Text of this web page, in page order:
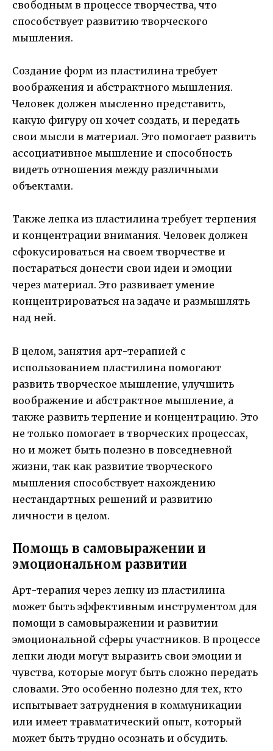
свободным в процессе творчества, что
способствует развитию творческого
мышления.
Создание форм из пластилина требует
воображения и абстрактного мышления.
Человек должен мысленно представить,
какую фигуру он хочет создать, и передать
свои мысли в материал. Это помогает развить
ассоциативное мышление и способность
видеть отношения между различными
объектами.
Также лепка из пластилина требует терпения
и концентрации внимания. Человек должен
сфокусироваться на своем творчестве и
постараться донести свои идеи и эмоции
через материал. Это развивает умение
концентрироваться на задаче и размышлять
над ней.
В целом, занятия арт-терапией с
использованием пластилина помогают
развить творческое мышление, улучшить
воображение и абстрактное мышление, а
также развить терпение и концентрацию. Это
не только помогает в творческих процессах,
но и может быть полезно в повседневной
жизни, так как развитие творческого
мышления способствует нахождению
нестандартных решений и развитию
личности в целом.
Помощь в самовыражении и
эмоциональном развитии
Арт-терапия через лепку из пластилина
может быть эффективным инструментом для
помощи в самовыражении и развитии
эмоциональной сферы участников. В процессе
лепки люди могут выразить свои эмоции и
чувства, которые могут быть сложно передать
словами. Это особенно полезно для тех, кто
испытывает затруднения в коммуникации
или имеет травматический опыт, который
может быть трудно осознать и обсудить.